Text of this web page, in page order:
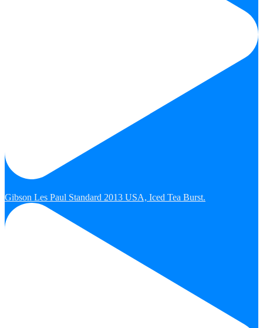
Gibson Les Paul Standard 2013 USA, Iced Tea Burst.